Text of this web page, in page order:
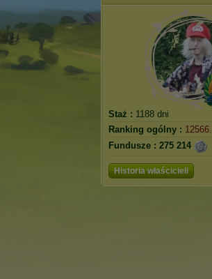
Staż : 1188 dni
Ranking ogólny : 12566.
Fundusze : 275 214
Historia właścicieli